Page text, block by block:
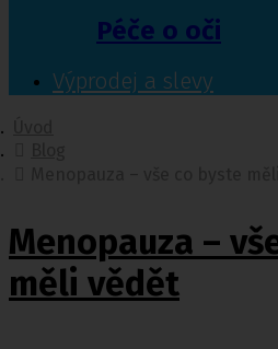
Péče o oči
Výprodej a slevy
Menopauza –
měli vědět